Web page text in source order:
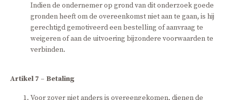
Indien de ondernemer op grond van dit onderzoek goede
gronden heeft om de overeenkomst niet aan te gaan, is hij
gerechtigd gemotiveerd een bestelling of aanvraag te
weigeren of aan de uitvoering bijzondere voorwaarden te
verbinden.
Artikel 7 – Betaling
Voor zover niet anders is overeengekomen, dienen de